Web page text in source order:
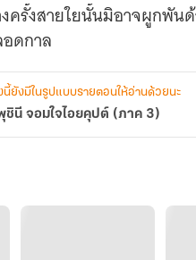
ครั้งสายใยนั้นมิอาจผูกพัน
ดกาล
นี้ยังมีในรูปแบบรายตอนให้อ่านด้วยนะ
ชินี จอมใจไอยคุปต์ (ภาค 3)